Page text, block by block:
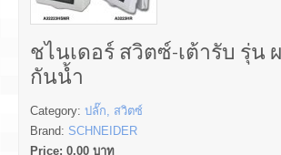
ชไนเดอร์ สวิตซ์-เต้ารับ รุ่
กันน้ำ
Category: ปลั๊ก, สวิตซ์
Brand: SCHNEIDER
Price: 0.00 บาท